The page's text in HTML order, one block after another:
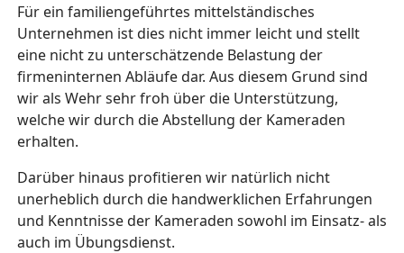
Für ein familiengeführtes mittelständisches
Unternehmen ist dies nicht immer leicht und stellt
eine nicht zu unterschätzende Belastung der
firmeninternen Abläufe dar. Aus diesem Grund sind
wir als Wehr sehr froh über die Unterstützung,
welche wir durch die Abstellung der Kameraden
erhalten.
Darüber hinaus profitieren wir natürlich nicht
unerheblich durch die handwerklichen Erfahrungen
und Kenntnisse der Kameraden sowohl im Einsatz- als
auch im Übungsdienst.